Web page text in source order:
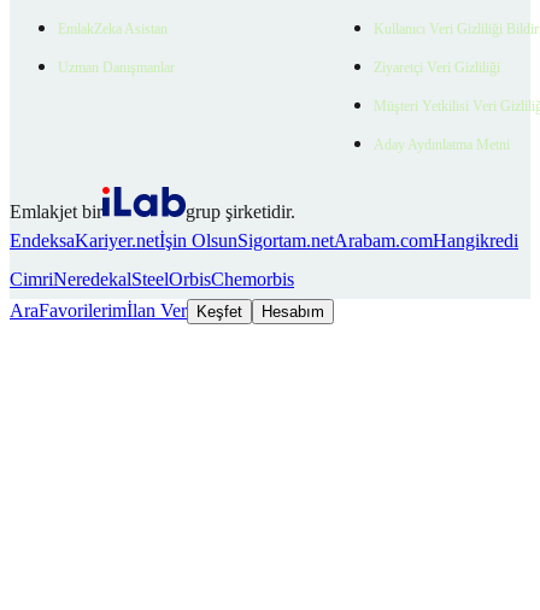
EmlakZeka Asistan
Uzman Danışmanlar
Kullanıcı Veri Gizliliği
Ziyaretçi Veri Gizliliği
Müşteri Yetkilisi Veri
Aday Aydınlatma Metni
Emlakjet bir
grup şirketidir.
EndeksaKariyer.netİşin OlsunSigortam.netArabam.comHangikredi
CimriNeredekalSteelOrbisChemorbis
AraFavorilerimİlan Ver Keşfet Hesabım